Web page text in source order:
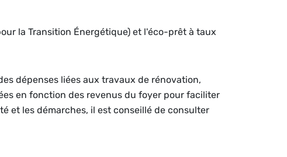
la Transition Énergétique) et l'éco-prêt à taux
dépenses liées aux travaux de rénovation,
en fonction des revenus du foyer pour faciliter
et les démarches, il est conseillé de consulter